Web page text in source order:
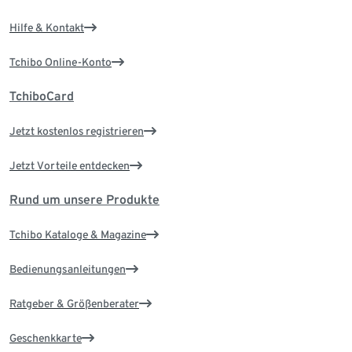
Hilfe & Kontakt
Tchibo Online-Konto
TchiboCard
Jetzt kostenlos registrieren
Jetzt Vorteile entdecken
Rund um unsere Produkte
Tchibo Kataloge & Magazine
Bedienungsanleitungen
Ratgeber & Größenberater
Geschenkkarte